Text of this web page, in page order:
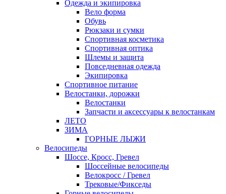
Одежда и экипировка
Вело форма
Обувь
Рюкзаки и сумки
Спортивная косметика
Спортивная оптика
Шлемы и защита
Повседневная одежда
Экипировка
Спортивное питание
Велостанки, дорожки
Велостанки
Запчасти и аксессуары к велостанкам
ЛЕТО
ЗИМА
ГОРНЫЕ ЛЫЖИ
Велосипеды
Шоссе, Кросс, Гревел
Шоссейные велосипеды
Велокросс / Гревел
Трековые/Фикседы